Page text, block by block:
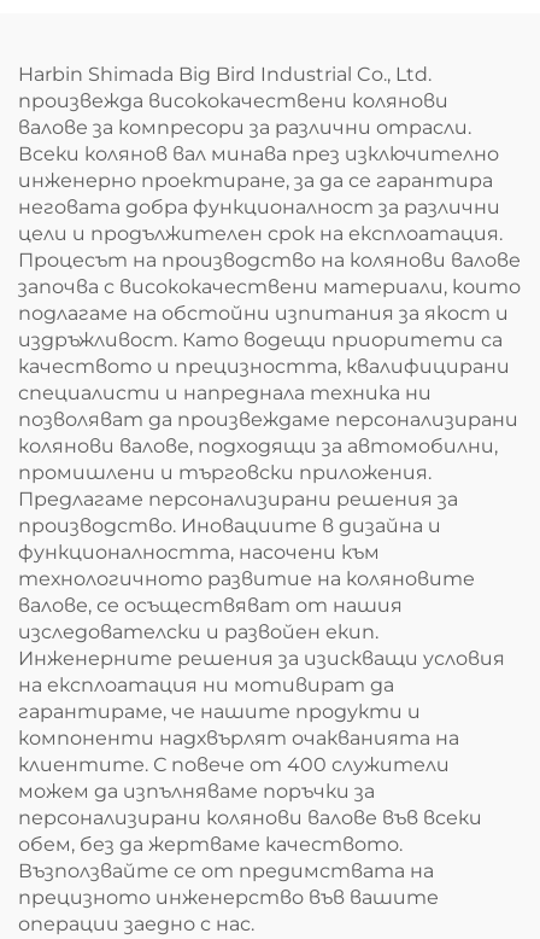
Harbin Shimada Big Bird Industrial Co., Ltd.
произвежда висококачествени колянови
валове за компресори за различни отрасли.
Всеки колянов вал минава през изключително
инженерно проектиране, за да се гарантира
неговата добра функционалност за различни
цели и продължителен срок на експлоатация.
Процесът на производство на колянови валове
започва с висококачествени материали, които
подлагаме на обстойни изпитания за якост и
издръжливост. Като водещи приоритети са
качеството и прецизността, квалифицирани
специалисти и напреднала техника ни
позволяват да произвеждаме персонализирани
колянови валове, подходящи за автомобилни,
промишлени и търговски приложения.
Предлагаме персонализирани решения за
производство. Иновациите в дизайна и
функционалността, насочени към
технологичното развитие на коляновите
валове, се осъществяват от нашия
изследователски и развойен екип.
Инженерните решения за изискващи условия
на експлоатация ни мотивират да
гарантираме, че нашите продукти и
компоненти надхвърлят очакванията на
клиентите. С повече от 400 служители
можем да изпълняваме поръчки за
персонализирани колянови валове във всеки
обем, без да жертваме качеството.
Възползвайте се от предимствата на
прецизното инженерство във вашите
операции заедно с нас.